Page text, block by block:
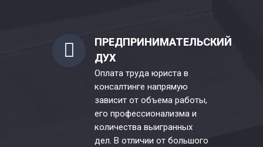
ПРЕДПРИНИМАТЕЛЬСКИЙ
ДУХ
Оплата труда юриста в
консалтинге напрямую
зависит от объема работы,
его профессионализма и
количества выигранных
дел. В отличии от большого